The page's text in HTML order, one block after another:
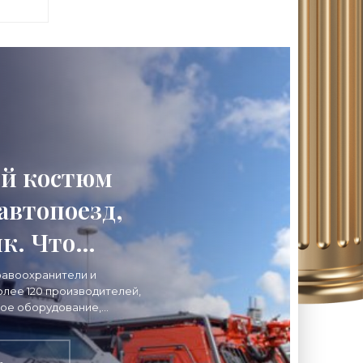
костюм
Что
-
и
120 производителей,
оборудование,
обеспечение прибыли в